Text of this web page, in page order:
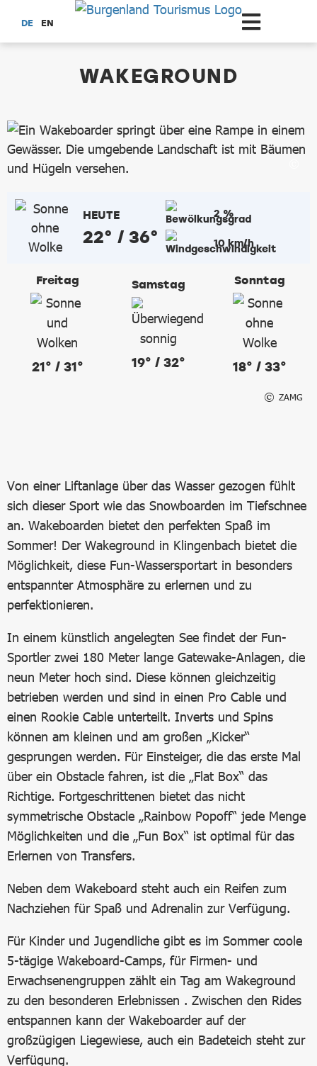
Zum Hauptinhalt springen
DE EN
WAKEGROUND
HEUTE
22° / 36°
2 %
10 km/h
Freitag
21° / 31°
Samstag
19° / 32°
Sonntag
18° / 33°
ZAMG
Von einer Liftanlage über das Wasser gezogen fühlt
sich dieser Sport wie das Snowboarden im Tiefschnee
an. Wakeboarden bietet den perfekten Spaß im
Sommer! Der Wakeground in Klingenbach bietet die
Möglichkeit, diese Fun-Wassersportart in besonders
entspannter Atmosphäre zu erlernen und zu
perfektionieren.
In einem künstlich angelegten See findet der Fun-
Sportler zwei 180 Meter lange Gatewake-Anlagen, die
neun Meter hoch sind. Diese können gleichzeitig
betrieben werden und sind in einen Pro Cable und
einen Rookie Cable unterteilt. Inverts und Spins
können am kleinen und am großen „Kicker“
gesprungen werden. Für Einsteiger, die das erste Mal
über ein Obstacle fahren, ist die „Flat Box“ das
Richtige. Fortgeschrittenen bietet das nicht
symmetrische Obstacle „Rainbow Popoff“ jede Menge
Möglichkeiten und die „Fun Box“ ist optimal für das
Erlernen von Transfers.
Neben dem Wakeboard steht auch ein Reifen zum
Nachziehen für Spaß und Adrenalin zur Verfügung.
Für Kinder und Jugendliche gibt es im Sommer coole
5-tägige Wakeboard-Camps, für Firmen- und
Erwachsenengruppen zählt ein Tag am Wakeground
zu den besonderen Erlebnissen . Zwischen den Rides
entspannen kann der Wakeboarder auf der
großzügigen Liegewiese, auch ein Badeteich steht zur
Verfügung.